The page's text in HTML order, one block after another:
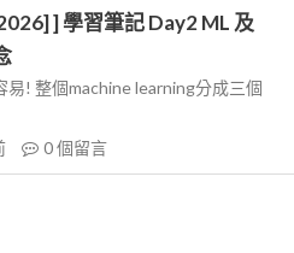
] 學習筆記 Day2 ML 及
! 整個machine learning分成三個
0個留言